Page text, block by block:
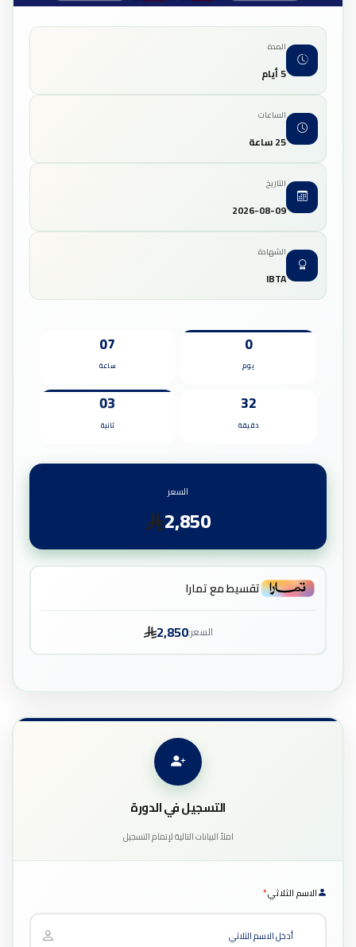
المدة
5 أيام
الساعات
25 ساعة
التاريخ
2026-08-09
الشهادة
IBTA
0
يوم
07
ساعة
32
دقيقة
02
ثانية
السعر
2,850
تقسيط مع تمارا
السعر:2,850
التسجيل في الدورة
املأ البيانات التالية لإتمام التسجيل
الاسم الثلاثي*